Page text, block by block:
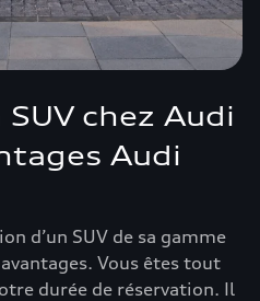
chez Audi
Audi
d’un SUV de sa gamme
Vous êtes tout
durée de réservation. Il